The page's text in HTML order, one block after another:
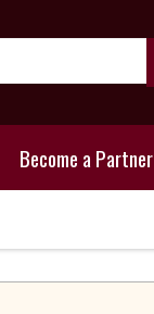
Become a Partner